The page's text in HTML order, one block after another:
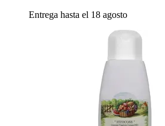
Entrega hasta el 18 agosto